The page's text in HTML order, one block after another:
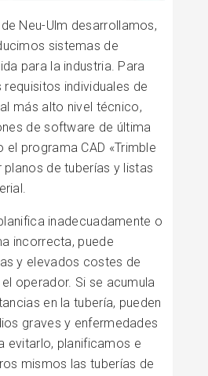
de Neu-Ulm desarrollamos,
sistemas de
para la industria. Para
requisitos individuales de
más alto nivel técnico,
de software de última
programa CAD «Trimble
planos de tuberías y listas
inadecuadamente o
incorrecta, puede
y elevados costes de
operador. Si se acumula
en la tubería, pueden
graves y enfermedades
evitarlo, planificamos e
mismos las tuberías de